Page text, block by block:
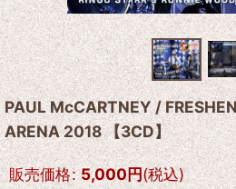
PAUL McCARTNEY /
ARENA 2018 【3CD】
販売価格: 5,000円(税込)